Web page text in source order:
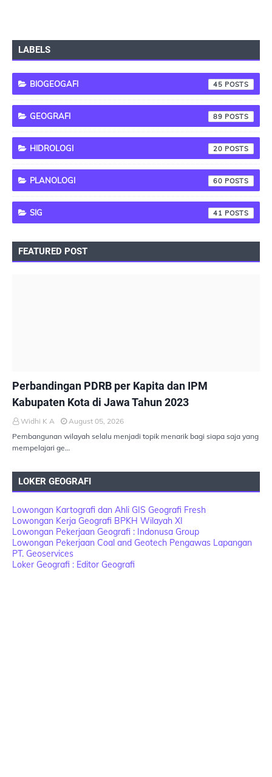
LABELS
BIOGEOGAFI 45
GEOGRAFI 89
HIDROLOGI 20
PLANOLOGI 60
SIG 41
FEATURED POST
Perbandingan PDRB per Kapita dan IPM
Kabupaten Kota di Jawa Tahun 2023
Widhi K A
August 05, 2026
Pembangunan wilayah selalu menjadi topik menarik bagi siapa saja yang
mempelajari ge…
LOKER GEOGRAFI
Lowongan Kartografi dan Ahli GIS Geografi Fresh
Lowongan Kerja Geografi BPKH Wilayah XI
Lowongan Pekerjaan Geografi : Indonusa Group
Lowongan Pekerjaan Coal and Geotech Pengawas Lapangan
PT. Geoservices
Loker Geografi : Editor Geografi